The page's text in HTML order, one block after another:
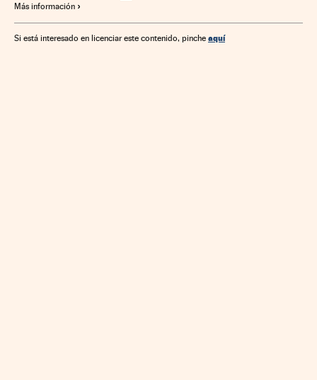
Más información
Si está interesado en licenciar este contenido, pinche aquí